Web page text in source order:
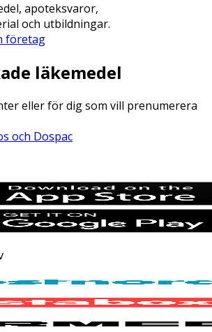
apoteksvaror,
och utbildningar.
företag
läkemedel
eller för dig som vill prenumerera
och Dospac